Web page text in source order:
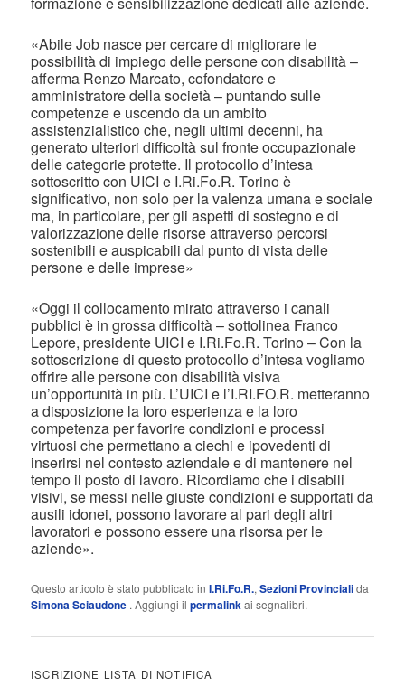
«Abile Job nasce per cercare di migliorare le
possibilità di impiego delle persone con disabilità –
afferma Renzo Marcato, cofondatore e
amministratore della società – puntando sulle
competenze e uscendo da un ambito
assistenzialistico che, negli ultimi decenni, ha
generato ulteriori difficoltà sul fronte occupazionale
delle categorie protette. Il protocollo d’intesa
sottoscritto con UICI e I.Ri.Fo.R. Torino è
significativo, non solo per la valenza umana e sociale
ma, in particolare, per gli aspetti di sostegno e di
valorizzazione delle risorse attraverso percorsi
sostenibili e auspicabili dal punto di vista delle
persone e delle imprese»
«Oggi il collocamento mirato attraverso i canali
pubblici è in grossa difficoltà – sottolinea Franco
Lepore, presidente UICI e I.Ri.Fo.R. Torino – Con la
sottoscrizione di questo protocollo d’intesa vogliamo
offrire alle persone con disabilità visiva
un’opportunità in più. L’UICI e l’I.RI.FO.R. metteranno
a disposizione la loro esperienza e la loro
competenza per favorire condizioni e processi
virtuosi che permettano a ciechi e ipovedenti di
inserirsi nel contesto aziendale e di mantenere nel
tempo il posto di lavoro. Ricordiamo che i disabili
visivi, se messi nelle giuste condizioni e supportati da
ausili idonei, possono lavorare al pari degli altri
lavoratori e possono essere una risorsa per le
aziende».
Questo articolo è stato pubblicato inI.Ri.Fo.R.,Sezioni Provincialida
Simona Sciaudone . Aggiungi ilpermalinkai segnalibri.
ISCRIZIONE LISTA DI NOTIFICA